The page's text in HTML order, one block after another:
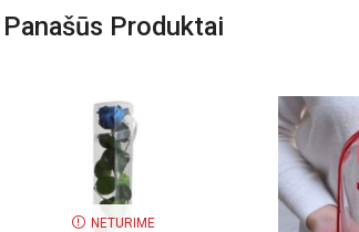
Panašūs Produktai
NETURIME